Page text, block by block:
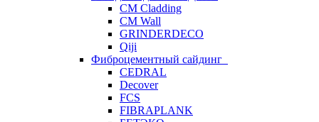
CM Cladding
CM Wall
GRINDERDECO
Qiji
Фиброцементный сайдинг
CEDRAL
Decover
FCS
FIBRAPLANK